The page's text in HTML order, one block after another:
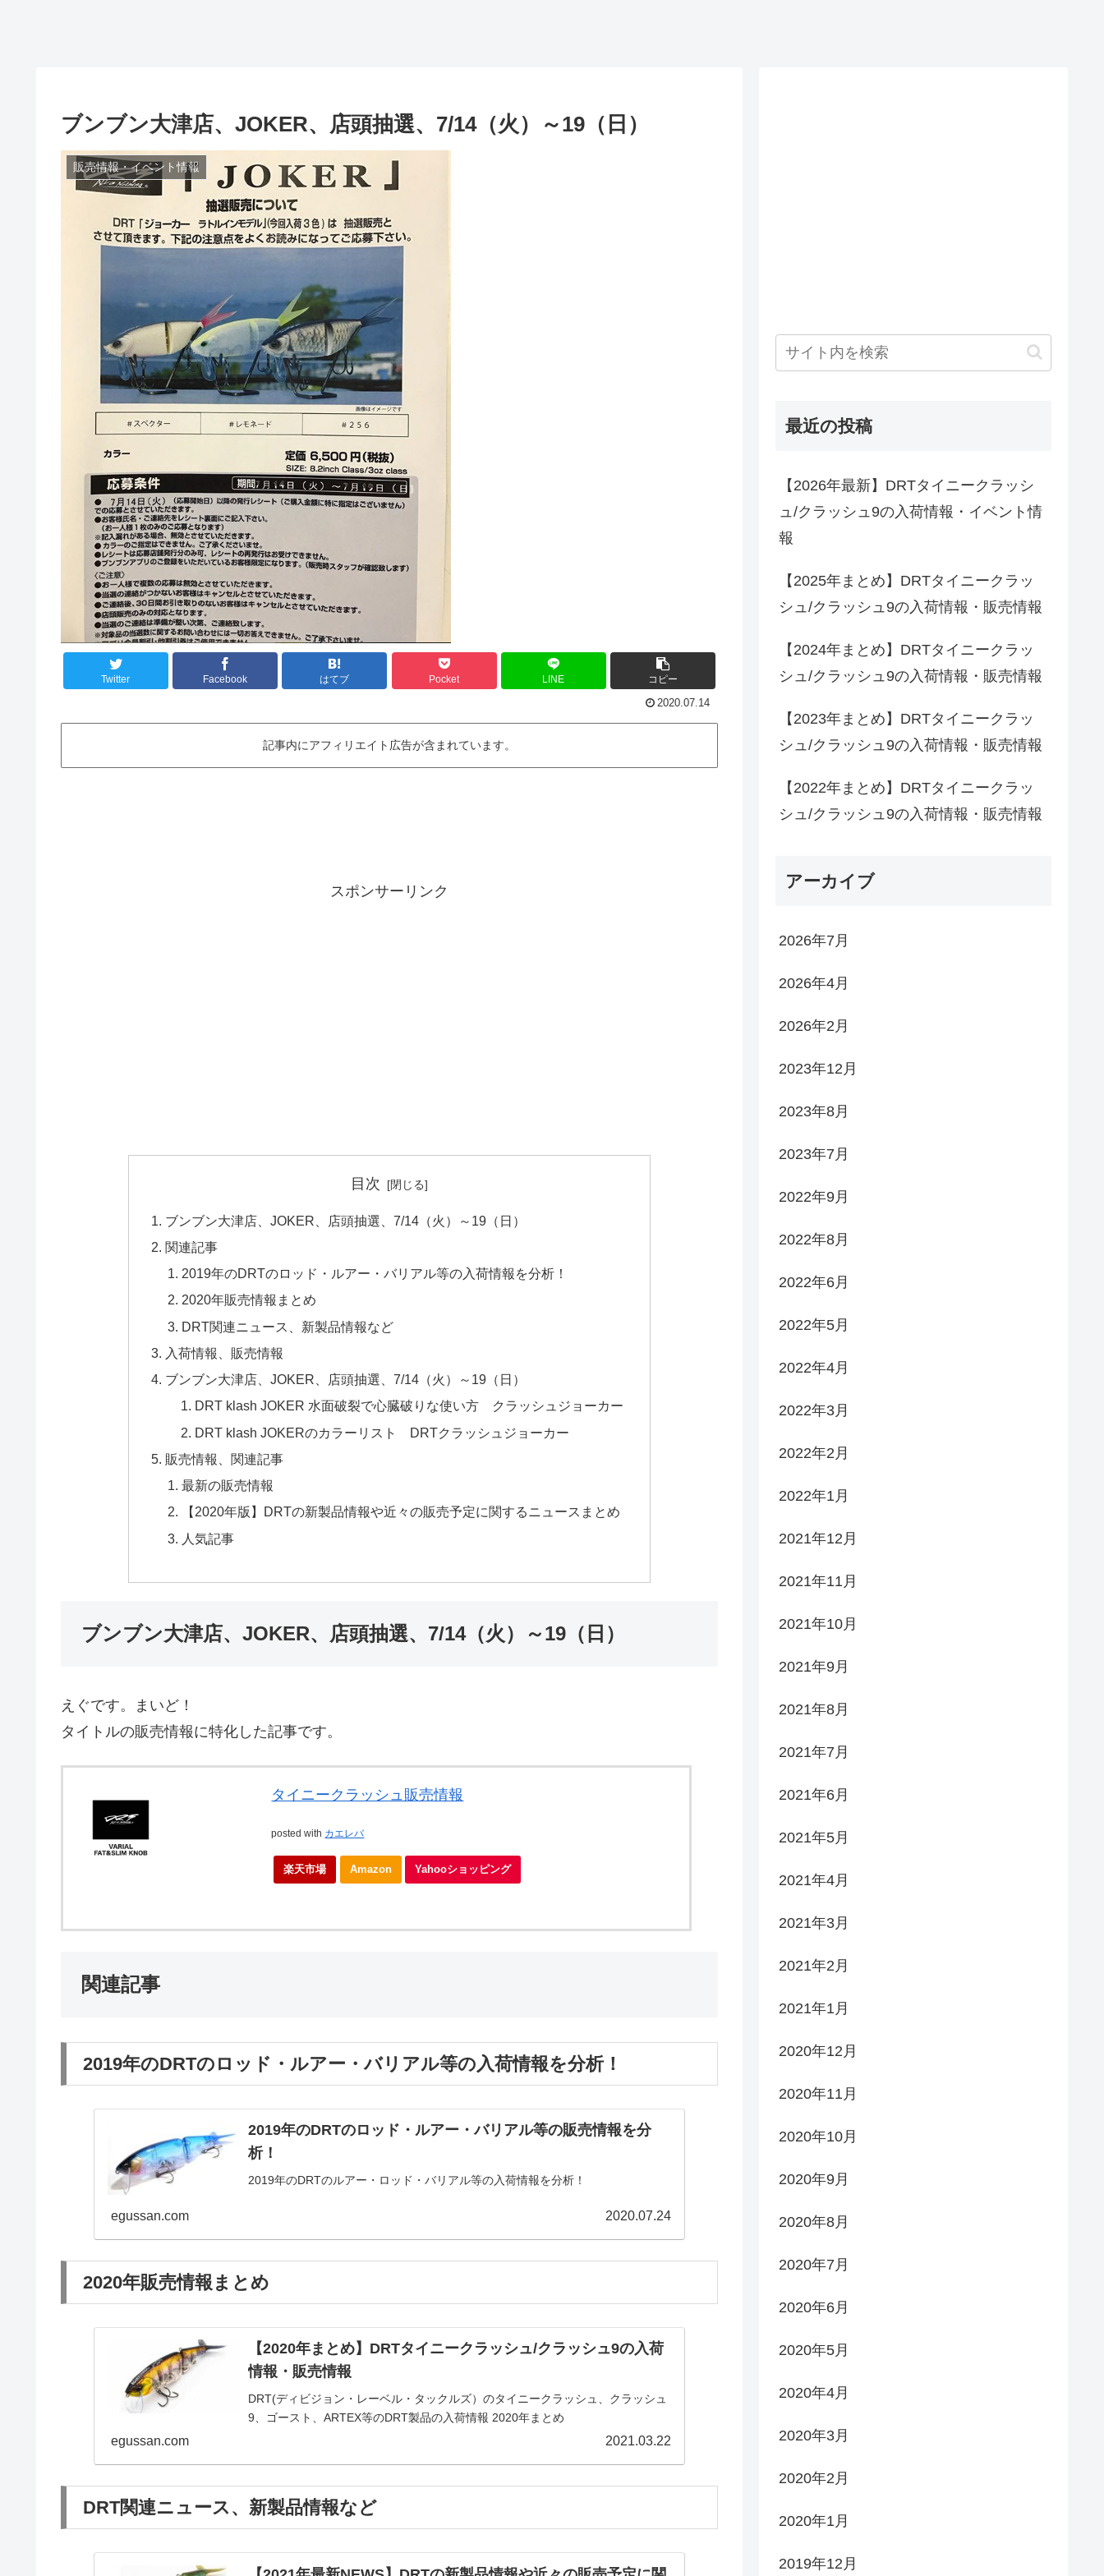
ブンブン大津店、JOKER、店頭抽選、7/14（火）～19（日）
販売情報・イベント情報
Twitter Facebook はてブ Pocket LINE コピー
2020.07.14
記事内にアフィリエイト広告が含まれています。
スポンサーリンク
目次
ブンブン大津店、JOKER、店頭抽選、7/14（火）～19（日）
関連記事
2019年のDRTのロッド・ルアー・バリアル等の入荷情報を分析！
2020年販売情報まとめ
DRT関連ニュース、新製品情報など
入荷情報、販売情報
ブンブン大津店、JOKER、店頭抽選、7/14（火）～19（日）
DRT klash JOKER 水面破裂で心臓破りな使い方 クラッシュジョーカー
DRT klash JOKERのカラーリスト DRTクラッシュジョーカー
販売情報、関連記事
最新の販売情報
【2020年版】DRTの新製品情報や近々の販売予定に関するニュースまとめ
人気記事
ブンブン大津店、JOKER、店頭抽選、7/14（火）～19（日）
えぐです。まいど！
タイトルの販売情報に特化した記事です。
タイニークラッシュ販売情報
posted with カエレバ
楽天市場 Amazon Yahooショッピング
関連記事
2019年のDRTのロッド・ルアー・バリアル等の入荷情報を分析！
2019年のDRTのロッド・ルアー・バリアル等の販売情報を分
析！
2019年のDRTのルアー・ロッド・バリアル等の入荷情報を分析！
egussan.com 2020.07.24
2020年販売情報まとめ
【2020年まとめ】DRTタイニークラッシュ/クラッシュ9の入荷
情報・販売情報
DRT(ディビジョン・レーベル・タックルズ）のタイニークラッシュ、クラッシュ
9、ゴースト、ARTEX等のDRT製品の入荷情報 2020年まとめ
egussan.com 2021.03.22
DRT関連ニュース、新製品情報など
最近の投稿
【2026年最新】DRTタイニークラッシ
ュ/クラッシュ9の入荷情報・イベント情
報
【2025年まとめ】DRTタイニークラッ
シュ/クラッシュ9の入荷情報・販売情報
【2024年まとめ】DRTタイニークラッ
シュ/クラッシュ9の入荷情報・販売情報
【2023年まとめ】DRTタイニークラッ
シュ/クラッシュ9の入荷情報・販売情報
【2022年まとめ】DRTタイニークラッ
シュ/クラッシュ9の入荷情報・販売情報
アーカイブ
2026年7月
2026年4月
2026年2月
2023年12月
2023年8月
2023年7月
2022年9月
2022年8月
2022年6月
2022年5月
2022年4月
2022年3月
2022年2月
2022年1月
2021年12月
2021年11月
2021年10月
2021年9月
2021年8月
2021年7月
2021年6月
2021年5月
2021年4月
2021年3月
2021年2月
2021年1月
2020年12月
2020年11月
2020年10月
2020年9月
2020年8月
2020年7月
2020年6月
2020年5月
2020年4月
2020年3月
2020年2月
2020年1月
2019年12月